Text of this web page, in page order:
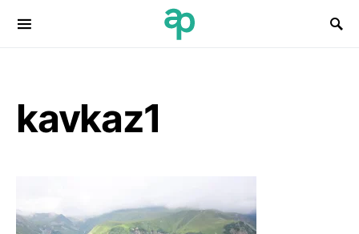
Search for:
kavkaz1